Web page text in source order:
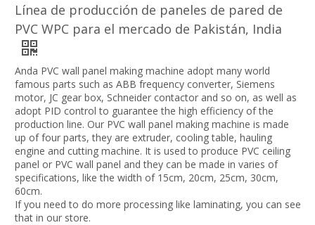
Línea de producción de paneles de pared de
PVC WPC para el mercado de Pakistán, India
Anda PVC wall panel making machine adopt many world
famous parts such as ABB frequency converter, Siemens
motor, JC gear box, Schneider contactor and so on, as well as
adopt PID control to guarantee the high efficiency of the
production line. Our PVC wall panel making machine is made
up of four parts, they are extruder, cooling table, hauling
engine and cutting machine. It is used to produce PVC ceiling
panel or PVC wall panel and they can be made in varies of
specifications, like the width of 15cm, 20cm, 25cm, 30cm,
60cm.
If you need to do more processing like laminating, you can see
that in our store.